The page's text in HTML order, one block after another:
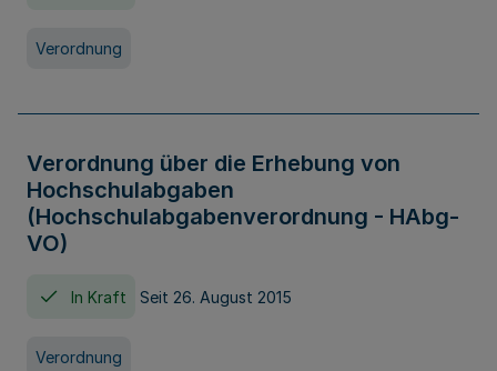
Verordnung
Verordnung über die Erhebung von
Hochschulabgaben
(Hochschulabgabenverordnung - HAbg-
VO)
In Kraft Seit 26. August 2015
Verordnung